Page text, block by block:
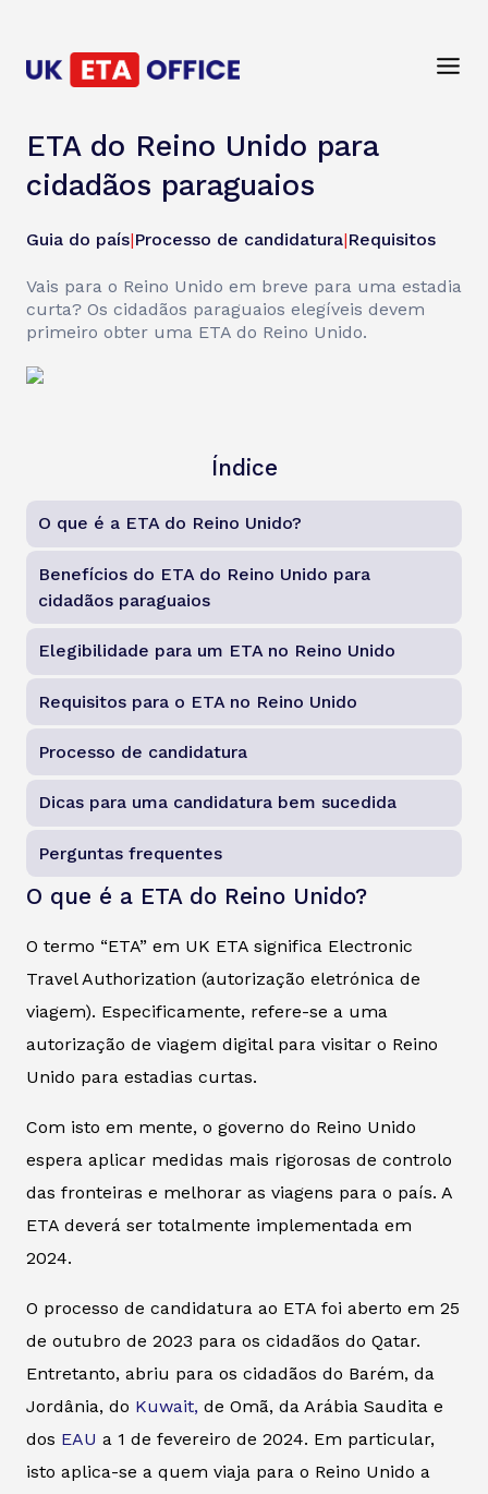
ETA do Reino Unido para
cidadãos paraguaios
Guia do país|Processo de candidatura|Requisitos
Vais para o Reino Unido em breve para uma estadia
curta? Os cidadãos paraguaios elegíveis devem
primeiro obter uma ETA do Reino Unido.
Índice
O que é a ETA do Reino Unido?
Benefícios do ETA do Reino Unido para
cidadãos paraguaios
Elegibilidade para um ETA no Reino Unido
Requisitos para o ETA no Reino Unido
Processo de candidatura
Dicas para uma candidatura bem sucedida
Perguntas frequentes
O que é a ETA do Reino Unido?
O termo “ETA” em UK ETA significa Electronic
Travel Authorization (autorização eletrónica de
viagem). Especificamente, refere-se a uma
autorização de viagem digital para visitar o Reino
Unido para estadias curtas.
Com isto em mente, o governo do Reino Unido
espera aplicar medidas mais rigorosas de controlo
das fronteiras e melhorar as viagens para o país. A
ETA deverá ser totalmente implementada em
2024.
O processo de candidatura ao ETA foi aberto em 25
de outubro de 2023 para os cidadãos do Qatar.
Entretanto, abriu para os cidadãos do Barém, da
Jordânia, do Kuwait, de Omã, da Arábia Saudita e
dos EAU a 1 de fevereiro de 2024. Em particular,
isto aplica-se a quem viaja para o Reino Unido a